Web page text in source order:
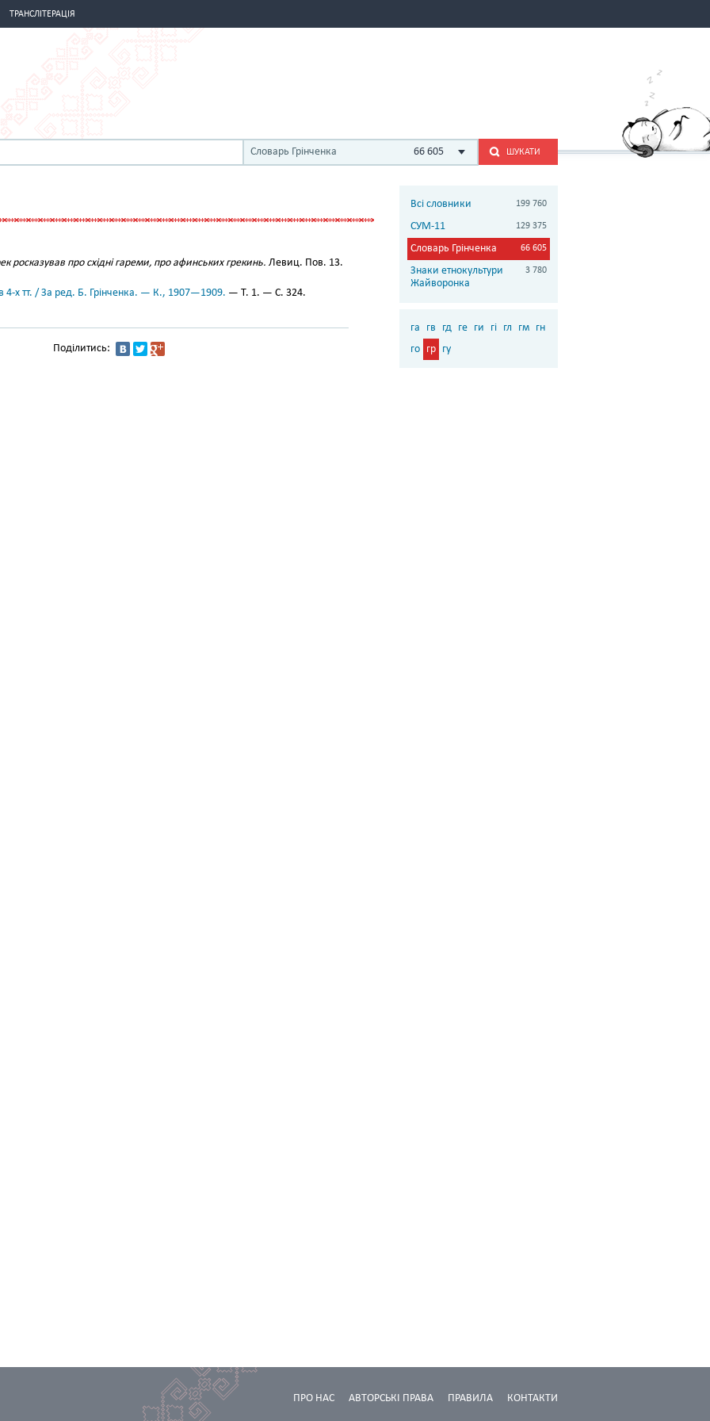
ТРАНСЛІТЕРАЦІЯ
Словарь Грінченка 66 605 ШУКАТИ
росказував про східні гареми, про афинських грекинь. Левиц. Пов. 13.
4-х тт. / За ред. Б. Грінченка. — К., 1907—1909. — Т. 1. — С. 324.
Поділитись:
Всі словники 199 760
СУМ-11 129 375
Словарь Грінченка 66 605
Знаки етнокультури
Жайворонка
3 780
га гв гд ге ги гі гл гм гн
го гр гу
КОНТАКТИ
ПРАВИЛА
АВТОРСЬКІ ПРАВА
ПРО НАС